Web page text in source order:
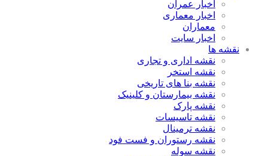
اخبار عمران
اخبار معماری
معماران
اخبار سایت
نقشه ها
نقشه اداری و تجاری
نقشه استخر
نقشه بنا های تاریخی
نقشه بیمارستان و کلینیک
نقشه پارک
نقشه تاسیسات
نقشه ترمینال
نقشه رستوران و فست فود
نقشه سوله